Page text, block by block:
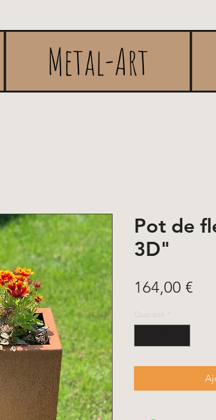
Metal-Art
Pot de
3D"
164,00 €Prix
Quantité